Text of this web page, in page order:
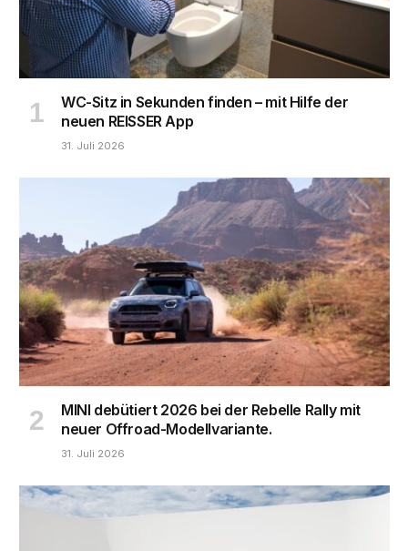
WC-Sitz in Sekunden finden – mit Hilfe der
neuen REISSER App
31. Juli 2026
MINI debütiert 2026 bei der Rebelle Rally mit
neuer Offroad-Modellvariante.
31. Juli 2026